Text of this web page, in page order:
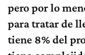
pero por lo
para tratar de
tiene 8% del